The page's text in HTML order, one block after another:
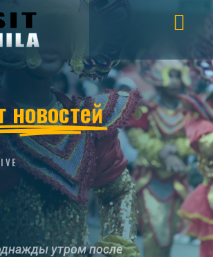
новостей
утром после